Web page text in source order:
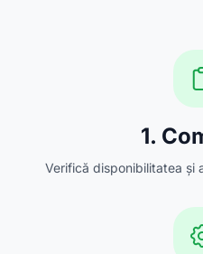
1.
Verifică disponibilitatea și